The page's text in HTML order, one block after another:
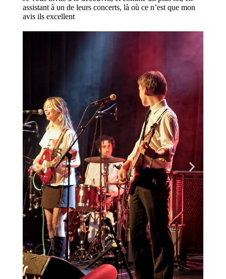
assistantà un de leurs concerts, là où ce n’est que mon
avis ils excellent